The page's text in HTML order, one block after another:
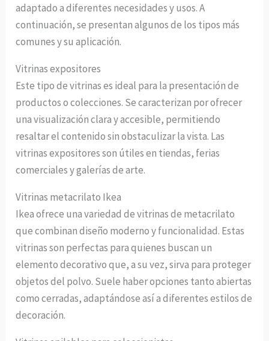
adaptado a diferentes necesidades y usos. A
continuación, se presentan algunos de los tipos más
comunes y su aplicación.
Vitrinas expositores
Este tipo de vitrinas es ideal para la presentación de
productos o colecciones. Se caracterizan por ofrecer
una visualización clara y accesible, permitiendo
resaltar el contenido sin obstaculizar la vista. Las
vitrinas expositores son útiles en tiendas, ferias
comerciales y galerías de arte.
Vitrinas metacrilato Ikea
Ikea ofrece una variedad de vitrinas de metacrilato
que combinan diseño moderno y funcionalidad. Estas
vitrinas son perfectas para quienes buscan un
elemento decorativo que, a su vez, sirva para proteger
objetos del polvo. Suele haber opciones tanto abiertas
como cerradas, adaptándose así a diferentes estilos de
decoración.